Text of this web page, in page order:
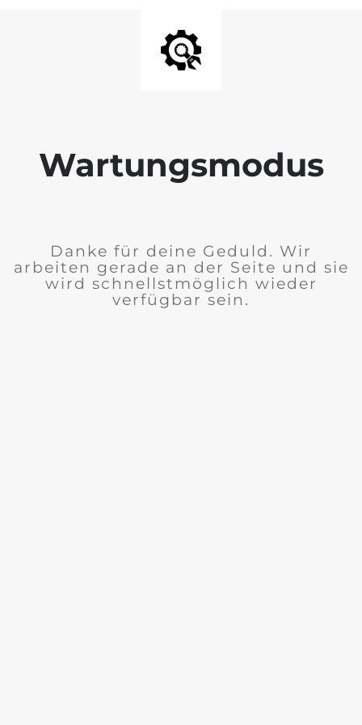
Wartungsmodus
Danke für deine Geduld. Wir
arbeiten gerade an der Seite und sie
wird schnellstmöglich wieder
verfügbar sein.